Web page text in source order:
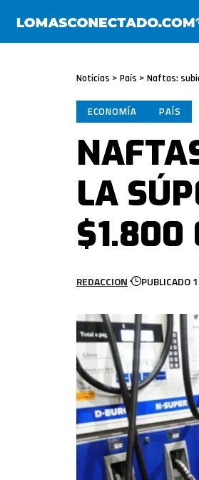
Noticias > País > Naftas:
ECONOMÍA PAÍS
LA
$1.800
REDACCION PUBLICADO